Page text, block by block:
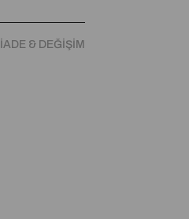
İADE & DEĞIŞIM